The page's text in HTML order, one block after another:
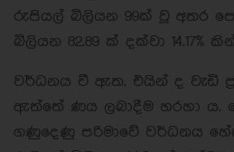
රුපියල් බිලියන 99ක් වූ අතර
බිලියන 82.89 ක් දක්වා 14.17%
වර්ධනය වී ඇත. එයින් ද වැඩි
ඇත්තේ ණය ලබාදීම හරහා ය.
ගණුදෙණු පරිමාවේ වර්ධනය